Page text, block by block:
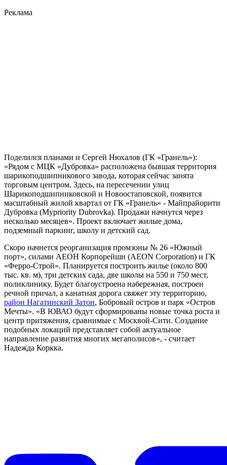
Реклама
Поделился планами и Сергей Нюхалов (ГК «Гранель»):
«Рядом с МЦК «Дубровка» расположена бывшая территория
шарикоподшипникового завода, которая сейчас занята
торговым центром. Здесь, на пересечении улиц
Шарикоподшипниковской и Новоостаповской, появится
масштабный жилой квартал от ГК «Гранель» - Майпрайорити
Дубровка (Mypriority Dubrovka). Продажи начнутся через
несколько месяцев». Проект включает жилые дома,
подземный паркинг, школу и детский сад.
Скоро начнется реорганизация промзоны № 26 «Южный
порт», силами АЕОН Корпорейшн (AEON Corporation) и ГК
«Ферро-Строй». Планируется построить жилье (около 800
тыс. кв. м), три детских сада, две школы на 550 и 750 мест,
поликлинику. Будет благоустроена набережная, построен
речной причал, а канатная дорога свяжет эту территорию,
район Нагатинский Затон, Бобровый остров и парк «Остров
Мечты». «В ЮВАО будут сформированы новые точка роста и
центр притяжения, сравнимые с Москвой-Сити. Создание
подобных локаций представляет собой актуальное
направление развития многих мегаполисов», - считает
Надежда Коркка.